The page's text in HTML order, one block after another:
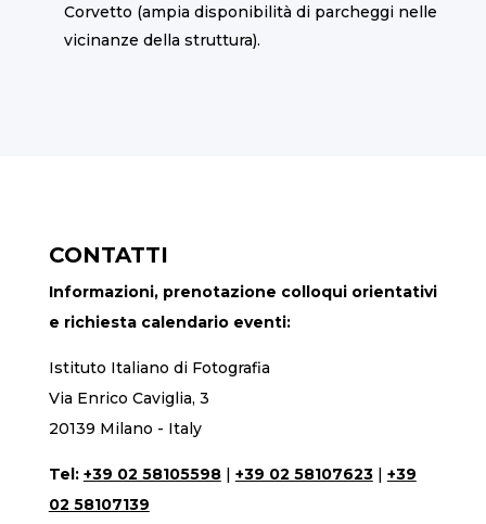
Corvetto (ampia disponibilità di parcheggi nelle
vicinanze della struttura).
CONTATTI
Informazioni, prenotazione colloqui orientativi
e richiesta calendario eventi:
Istituto Italiano di Fotografia
Via Enrico Caviglia, 3
20139 Milano - Italy
Tel: +39 02 58105598| +39 02 58107623| +39
02 58107139